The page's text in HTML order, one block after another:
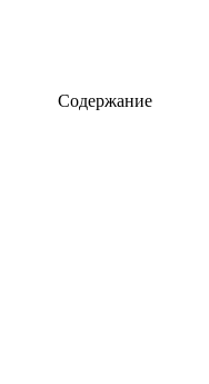
Содержание